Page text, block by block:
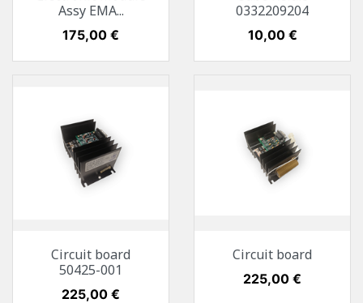
Assy EMA...
Preis
175,00 €
0332209204
Preis
10,00 €
Circuit board
50425-001
Preis
225,00 €
Circuit board
Preis
225,00 €